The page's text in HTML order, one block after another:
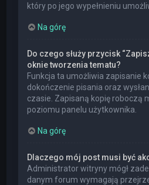
który po jego wypełnieniu
Na górę
Do czego służy przycisk
oknie tworzenia tematu?
Funkcja ta umożliwia zapisanie
dokończenie pisania oraz
czasie. Zapisaną kopię roboczą
poziomu panelu użytkownika.
Na górę
Dlaczego mój post musi być
Administrator witryny mógł
danym forum wymagają